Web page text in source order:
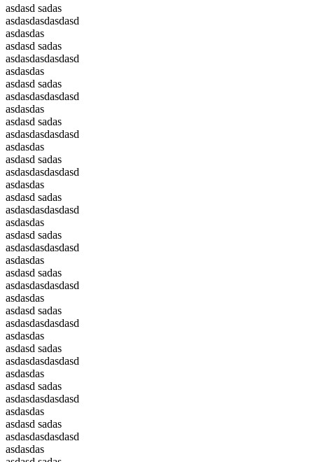
asdasd sadas
asdasdasdasdasd
asdasdas
asdasd sadas
asdasdasdasdasd
asdasdas
asdasd sadas
asdasdasdasdasd
asdasdas
asdasd sadas
asdasdasdasdasd
asdasdas
asdasd sadas
asdasdasdasdasd
asdasdas
asdasd sadas
asdasdasdasdasd
asdasdas
asdasd sadas
asdasdasdasdasd
asdasdas
asdasd sadas
asdasdasdasdasd
asdasdas
asdasd sadas
asdasdasdasdasd
asdasdas
asdasd sadas
asdasdasdasdasd
asdasdas
asdasd sadas
asdasdasdasdasd
asdasdas
asdasd sadas
asdasdasdasdasd
asdasdas